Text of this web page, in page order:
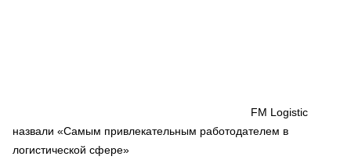
СПЕЦПРОЕКТЫ
МЕРОПРИЯТИЯ
FM Logistic
назвали «Самым привлекательным работодателем в
логистической сфере»